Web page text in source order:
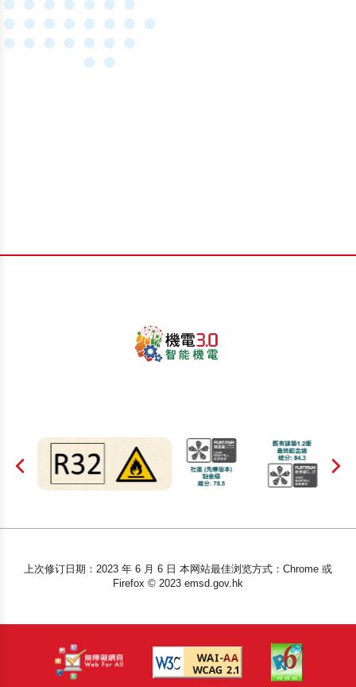
上次修订日期：2023 年 6 月 6 日 本网站最佳浏览方式：Chrome 或
Firefox © 2023 emsd.gov.hk